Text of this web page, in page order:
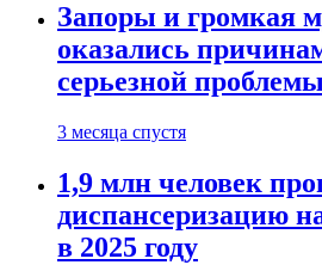
Запоры и громкая
оказались
серьезной
3 месяца спустя
1,9 млн человек
диспансеризацию
в 2025 году